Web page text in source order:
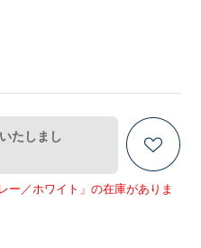
たしまし
ー／ホワイト」の在庫がありま